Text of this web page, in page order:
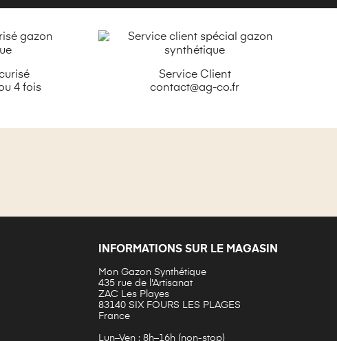
4 fois
Service Client
contact@ag-co.fr
INFORMATIONS SUR LE MAGASIN
Mon Gazon Synthétique
435 rue de l'Artisanat
ZAC Les Playes
83140 SIX FOURS LES PLAGES
France
Lun–Ven : 8h–16h (non-stop)